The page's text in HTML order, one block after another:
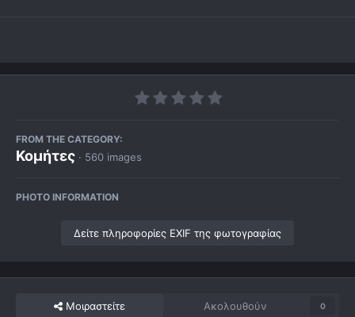
FROM THE CATEGORY:
Κομήτες · 560 images
PHOTO INFORMATION
Δείτε πληροφορίες EXIF της φωτογραφίας
Μοιραστείτε Ακολουθούν 0